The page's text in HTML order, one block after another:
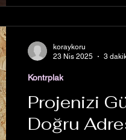
Projenizi
Doğru
Kontrplak
koraykoru
23 Nis 2025
3